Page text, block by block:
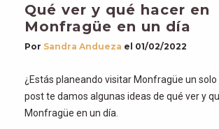
Qué ver y qué hacer en
Monfragüe en un día
Por Sandra Andueza el 01/02/2022
¿Estás planeando visitar Monfragüe un solo
post te damos algunas ideas de qué ver y
Monfragüe en un día.